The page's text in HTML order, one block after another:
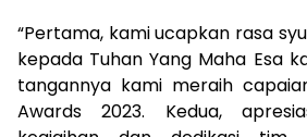
“Pertama, kami ucapkan rasa
kepada Tuhan Yang Maha Esa
tangannya kami meraih
Awards 2023. Kedua,